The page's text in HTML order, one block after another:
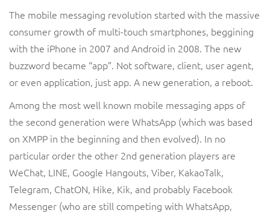
The mobile messaging revolution started with the massive
consumer growth of multi-touch smartphones, beggining
with the iPhone in 2007 and Android in 2008. The new
buzzword became “app”. Not software, client, user agent,
or even application, just app. A new generation, a reboot.
Among the most well known mobile messaging apps of
the second generation were WhatsApp (which was based
on XMPP in the beginning and then evolved). In no
particular order the other 2nd generation players are
WeChat, LINE, Google Hangouts, Viber, KakaoTalk,
Telegram, ChatON, Hike, Kik, and probably Facebook
Messenger (who are still competing with WhatsApp,